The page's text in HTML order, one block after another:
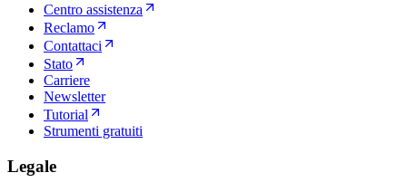
Centro assistenza
Reclamo
Contattaci
Stato
Carriere
Newsletter
Tutorial
Strumenti gratuiti
Legale